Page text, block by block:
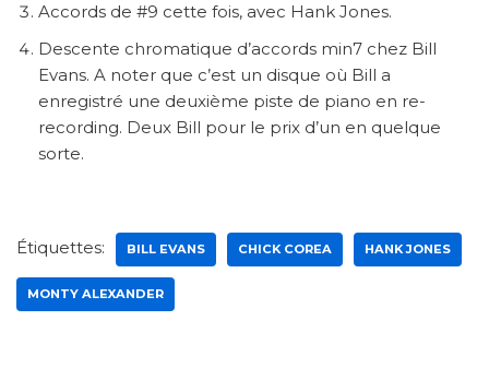
Accords de #9 cette fois, avec Hank Jones.
Descente chromatique d’accords min7 chez Bill
Evans. A noter que c’est un disque où Bill a
enregistré une deuxième piste de piano en re-
recording. Deux Bill pour le prix d’un en quelque
sorte.
Étiquettes: BILL EVANS CHICK COREA HANK JONES
MONTY ALEXANDER